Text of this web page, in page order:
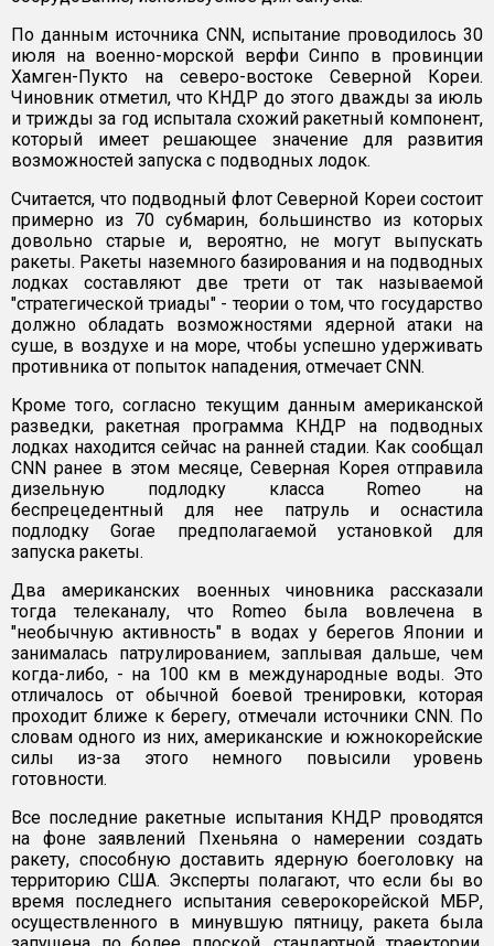
По данным источника CNN, испытание проводилось 30
июля на военно-морской верфи Синпо в провинции
Хамген-Пукто на северо-востоке Северной Кореи.
Чиновник отметил, что КНДР до этого дважды за июль
и трижды за год испытала схожий ракетный компонент,
который имеет решающее значение для развития
возможностей запуска с подводных лодок.
Считается, что подводный флот Северной Кореи состоит
примерно из 70 субмарин, большинство из которых
довольно старые и, вероятно, не могут выпускать
ракеты. Ракеты наземного базирования и на подводных
лодках составляют две трети от так называемой
"стратегической триады" - теории о том, что государство
должно обладать возможностями ядерной атаки на
суше, в воздухе и на море, чтобы успешно удерживать
противника от попыток нападения, отмечает CNN.
Кроме того, согласно текущим данным американской
разведки, ракетная программа КНДР на подводных
лодках находится сейчас на ранней стадии. Как сообщал
CNN ранее в этом месяце, Северная Корея отправила
дизельную подлодку класса Romeo на
беспрецедентный для нее патруль и оснастила
подлодку Gorae предполагаемой установкой для
запуска ракеты.
Два американских военных чиновника рассказали
тогда телеканалу, что Romeo была вовлечена в
"необычную активность" в водах у берегов Японии и
занималась патрулированием, заплывая дальше, чем
когда-либо, - на 100 км в международные воды. Это
отличалось от обычной боевой тренировки, которая
проходит ближе к берегу, отмечали источники CNN. По
словам одного из них, американские и южнокорейские
силы из-за этого немного повысили уровень
готовности.
Все последние ракетные испытания КНДР проводятся
на фоне заявлений Пхеньяна о намерении создать
ракету, способную доставить ядерную боеголовку на
территорию США. Эксперты полагают, что если бы во
время последнего испытания северокорейской МБР,
осуществленного в минувшую пятницу, ракета была